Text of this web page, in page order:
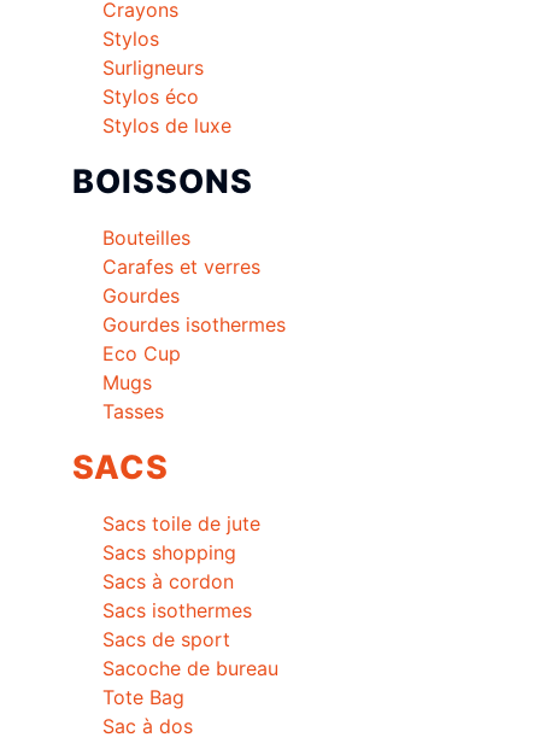
Crayons
Stylos
Surligneurs
Stylos éco
Stylos de luxe
BOISSONS
Bouteilles
Carafes et verres
Gourdes
Gourdes isothermes
Eco Cup
Mugs
Tasses
SACS
Sacs toile de jute
Sacs shopping
Sacs à cordon
Sacs isothermes
Sacs de sport
Sacoche de bureau
Tote Bag
Sac à dos